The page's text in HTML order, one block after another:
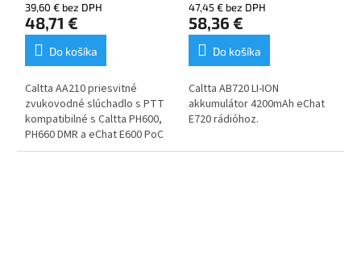
39,60 € bez DPH
48,71 €
Do košíka
Caltta AA210 priesvitné
zvukovodné slúchadlo s PTT
kompatibilné s Caltta PH600,
PH660 DMR a eChat E600 PoC
vysielačkami.
47,45 € bez DPH
58,36 €
Do košíka
Caltta AB720 LI-ION
akkumulátor 4200mAh eChat
E720 rádióhoz.